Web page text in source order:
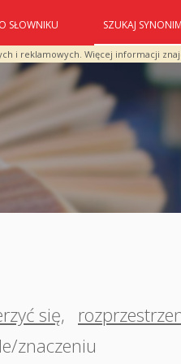
i reklamowych. Więcej informacji
O SŁOWNIKU SZUKAJ
się,
znaczeniu